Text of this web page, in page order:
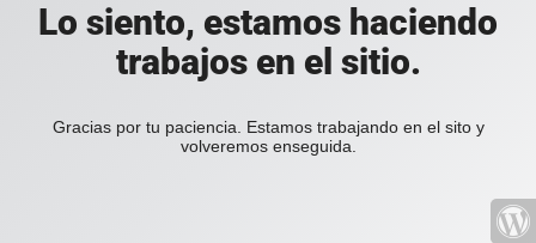
Lo siento, estamos haciendo
trabajos en el sitio.
Gracias por tu paciencia. Estamos trabajando en el sito y
volveremos enseguida.